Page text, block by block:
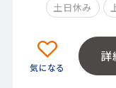
土日休み
詳